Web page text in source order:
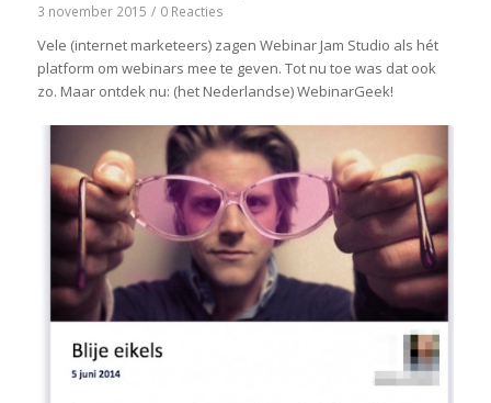
3 november 2015 / 0 Reacties
Vele (internet marketeers) zagen Webinar Jam Studio als hét
platform om webinars mee te geven. Tot nu toe was dat ook
zo. Maar ontdek nu: (het Nederlandse) WebinarGeek!